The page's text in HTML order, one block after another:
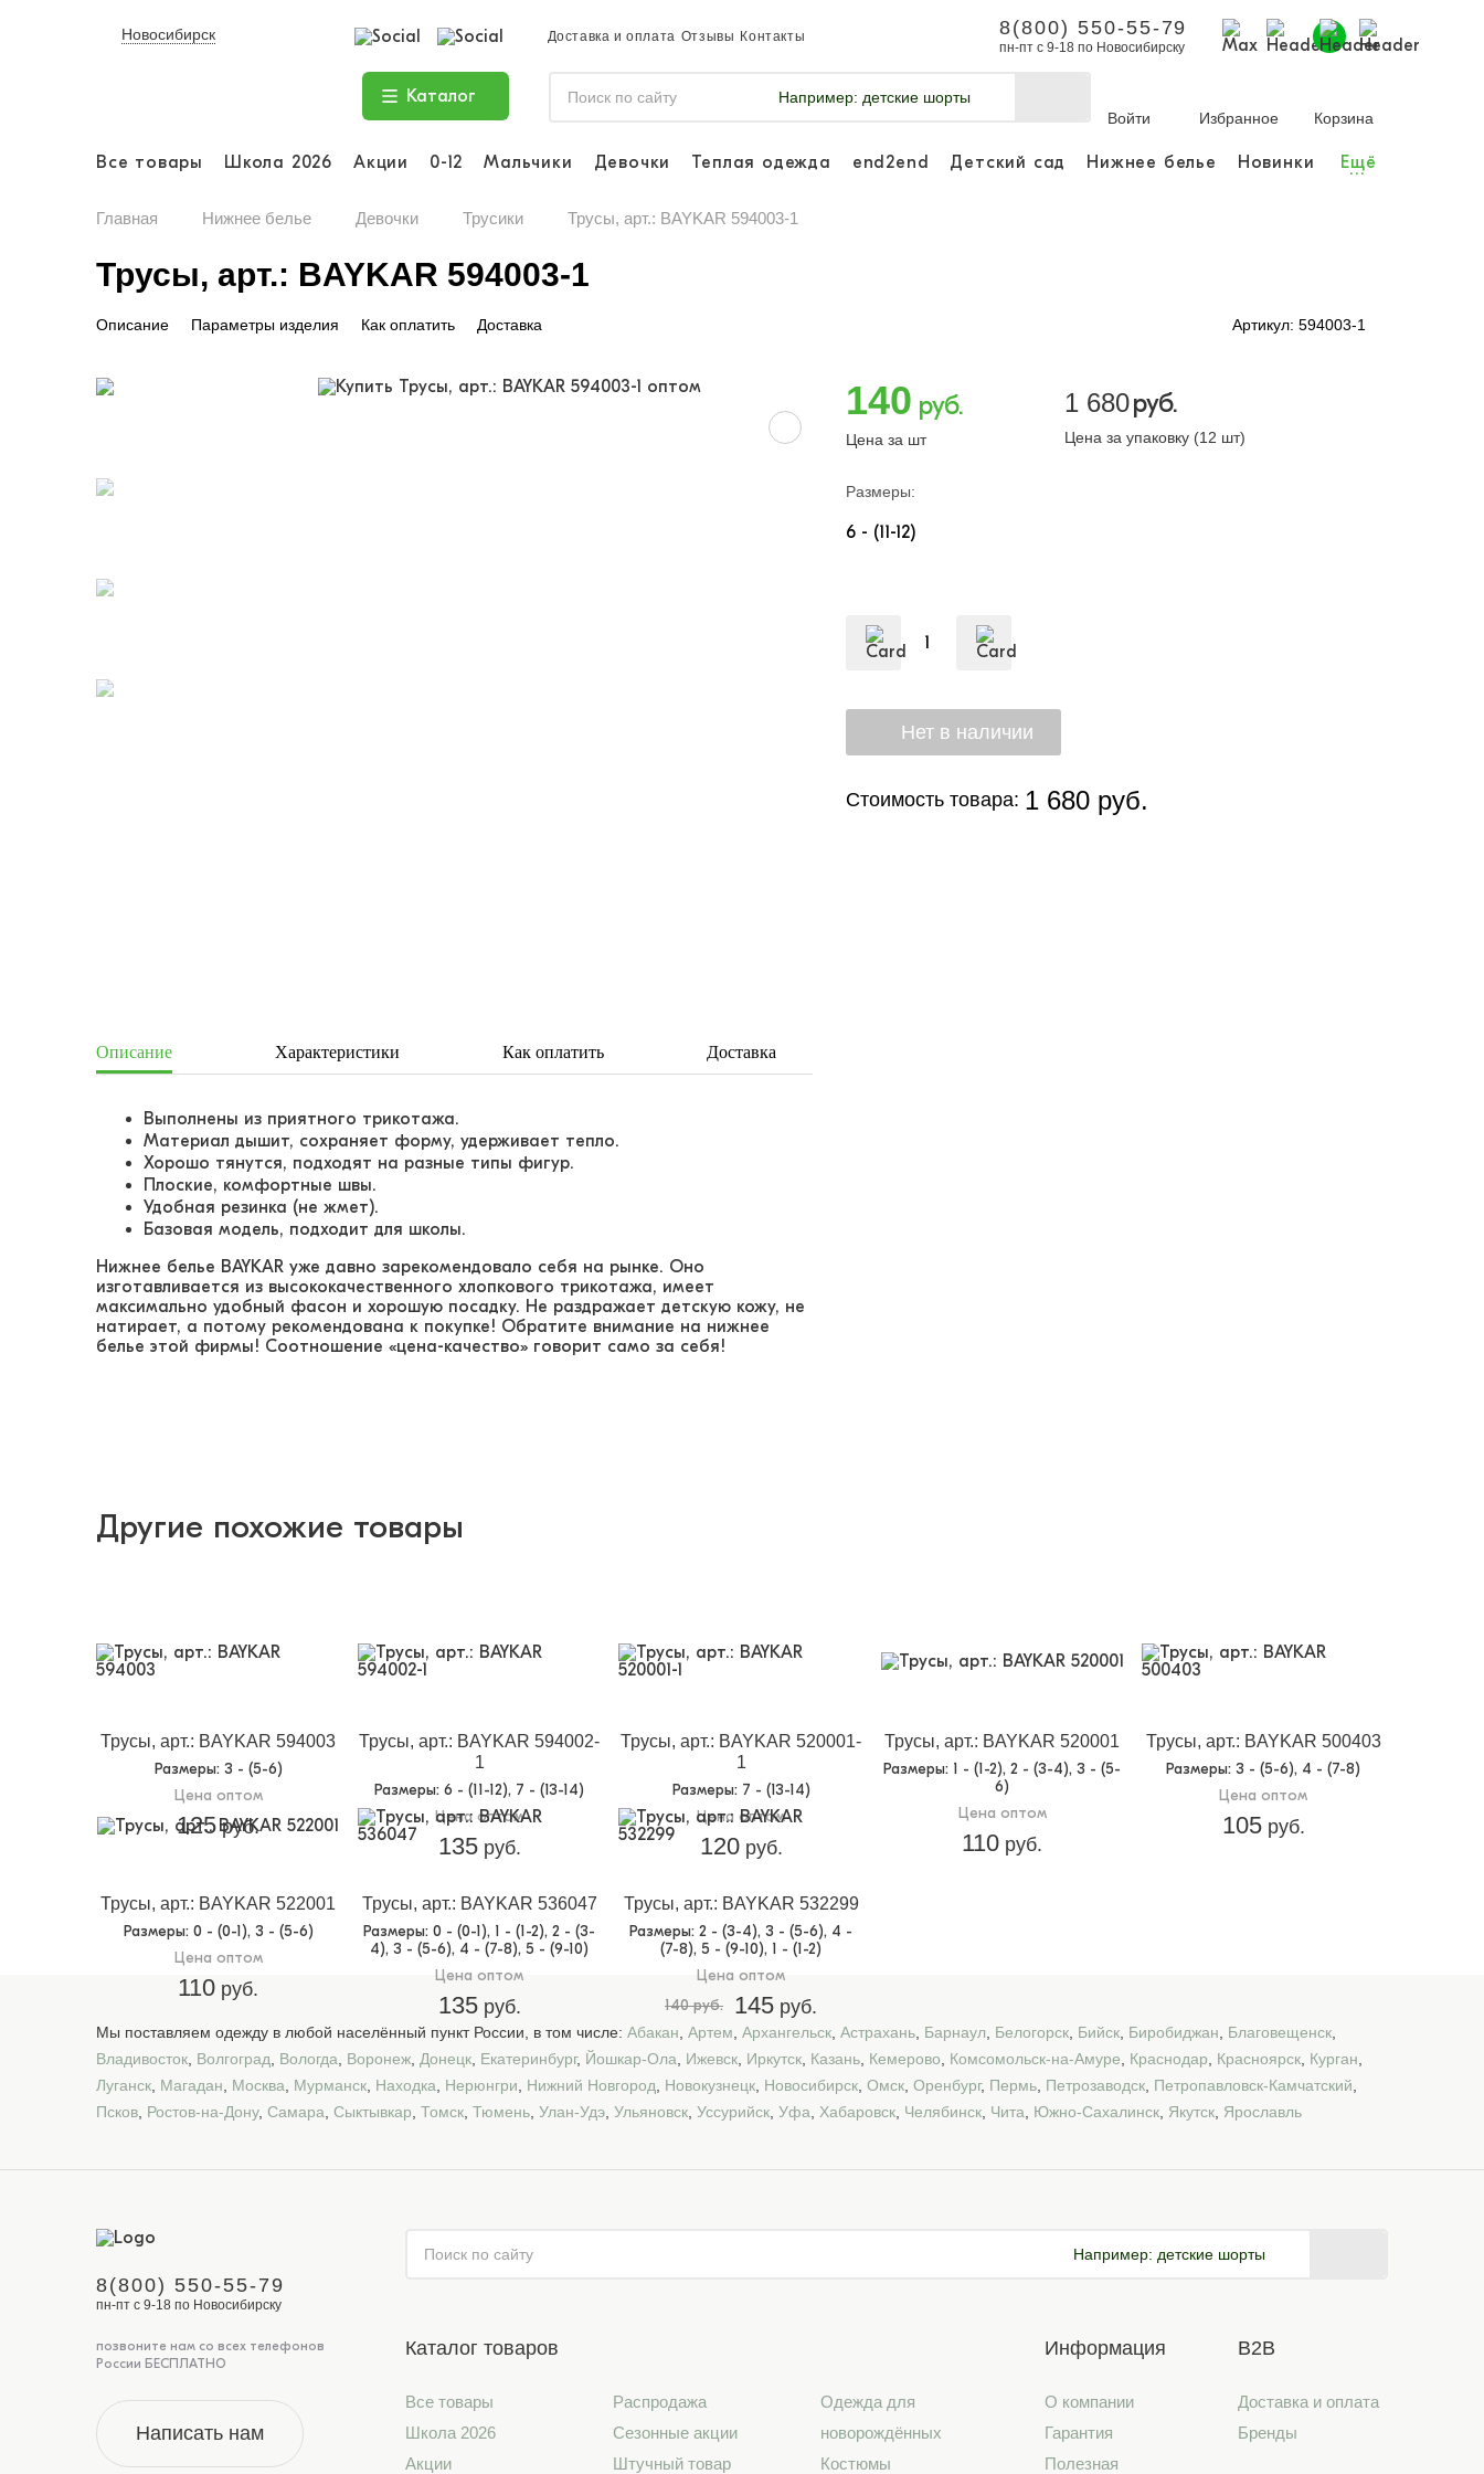
Новосибирск Доставка и оплата Отзывы Контакты 8(800) 550-55-79
пн-пт с 9-18 по Новосибирску
Каталог Например: детские шорты
Войти
Избранное Корзина
Все товары Школа 2026 Акции 0-12 Мальчики Девочки Теплая одежда end2end Детский сад Нижнее белье Новинки Ещё
...
Главная Нижнее белье Девочки Трусики Трусы, арт.: BAYKAR 594003-1
Трусы, арт.: BAYKAR 594003-1
Описание Параметры изделия Как оплатить Доставка Артикул: 594003-1
140 руб.
Цена за шт
1 680руб.
Цена за упаковку (12 шт)
Размеры:
6 - (11-12)
Стоимость товара: 1 680 руб.
Описание Характеристики Как оплатить Доставка
Выполнены из приятного трикотажа.
Материал дышит, сохраняет форму, удерживает тепло.
Хорошо тянутся, подходят на разные типы фигур.
Плоские, комфортные швы.
Удобная резинка (не жмет).
Базовая модель, подходит для школы.
Нижнее белье BAYKAR уже давно зарекомендовало себя на рынке. Оно
изготавливается из высококачественного хлопкового трикотажа, имеет
максимально удобный фасон и хорошую посадку. Не раздражает детскую кожу, не
натирает, а потому рекомендована к покупке! Обратите внимание на нижнее
белье этой фирмы! Соотношение «цена-качество» говорит само за себя!
Другие похожие товары
Трусы, арт.: BAYKAR 594003
Размеры: 3 - (5-6)
Цена оптом
125руб.
Трусы, арт.: BAYKAR 594002-
1
Размеры: 6 - (11-12), 7 - (13-14)
Цена оптом
135руб.
Трусы, арт.: BAYKAR 520001-
1
Размеры: 7 - (13-14)
Цена оптом
120руб.
Трусы, арт.: BAYKAR 520001
Размеры: 1 - (1-2), 2 - (3-4), 3 - (5-
6)
Цена оптом
110 руб.
Трусы, арт.: BAYKAR 500403
Размеры: 3 - (5-6), 4 - (7-8)
Цена оптом
105руб.
Трусы, арт.: BAYKAR 522001
Размеры: 0 - (0-1), 3 - (5-6)
Цена оптом
110 руб.
Трусы, арт.: BAYKAR 536047
Размеры: 0 - (0-1), 1 - (1-2), 2 - (3-
4), 3 - (5-6), 4 - (7-8), 5 - (9-10)
Цена оптом
135руб.
Трусы, арт.: BAYKAR 532299
Размеры: 2 - (3-4), 3 - (5-6), 4 -
(7-8), 5 - (9-10), 1 - (1-2)
Цена оптом
140 руб.
145 руб.
Мы поставляем одежду в любой населённый пункт России, в том числе: Абакан Артем Архангельск Астрахань Барнаул Белогорск Бийск Биробиджан Благовещенск
Владивосток Волгоград Вологда Воронеж Донецк Екатеринбург, Йошкар-Ола Ижевск Иркутск Казань Кемерово Комсомольск-на-Амуре Краснодар Красноярск Курган
Луганск Магадан Москва Мурманск Находка Нерюнгри Нижний Новгород Новокузнецк Новосибирск Омск Оренбург, Пермь Петрозаводск Петропавловск-Камчатский
Псков Ростов-на-Дону, Самара Сыктывкар Томск Тюмень Улан-Удэ Ульяновск Уссурийск Уфа Хабаровск Челябинск Чита Южно-Сахалинск Якутск Ярославль
8(800) 550-55-79
пн-пт с 9-18 по Новосибирску
позвоните нам со всех телефонов
России БЕСПЛАТНО
Написать нам
Например: детские шорты
Каталог товаров
Все товары
Школа 2026
Акции
Распродажа
Сезонные акции
Штучный товар
Одежда для
новорождённых
Костюмы
Информация
О компании
Гарантия
Полезная
B2B
Доставка и оплата
Бренды